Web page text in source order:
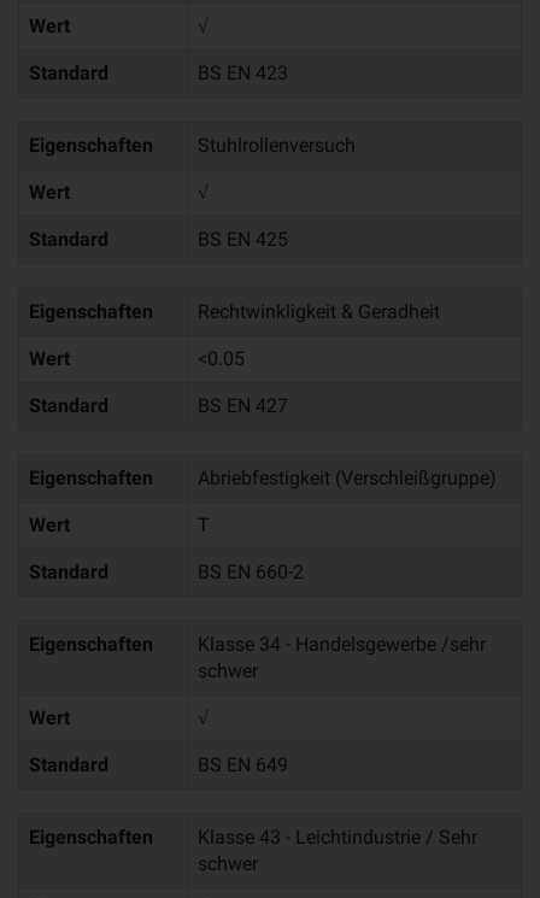
Wert √
Standard BS EN 423
Eigenschaften Stuhlrollenversuch
Wert √
Standard BS EN 425
Eigenschaften Rechtwinkligkeit & Geradheit
Wert <0.05
Standard BS EN 427
Eigenschaften Abriebfestigkeit (Verschleißgruppe)
Wert T
Standard BS EN 660-2
Eigenschaften
Klasse 34 - Handelsgewerbe /sehr
schwer
Wert √
Standard BS EN 649
Eigenschaften
Klasse 43 - Leichtindustrie / Sehr
schwer